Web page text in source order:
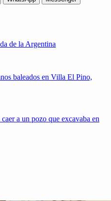
de la Argentina
baleados en Villa El Pino,
a un pozo que excavaba en